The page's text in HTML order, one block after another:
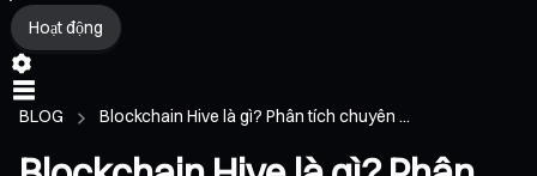
Hoạt động
BLOG Blockchain Hive là gì? Phân tích chuyên ...